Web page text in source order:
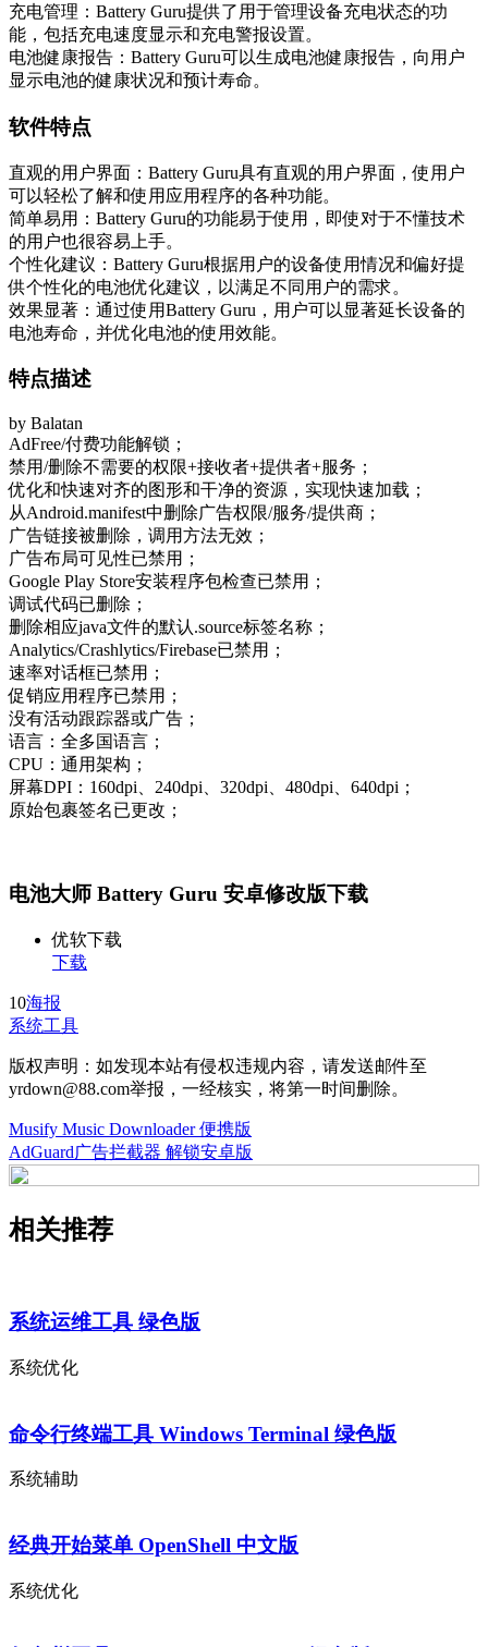
充电管理：Battery Guru提供了用于管理设备充电状态的功
能，包括充电速度显示和充电警报设置。
电池健康报告：Battery Guru可以生成电池健康报告，向用户
显示电池的健康状况和预计寿命。
软件特点
直观的用户界面：Battery Guru具有直观的用户界面，使用户
可以轻松了解和使用应用程序的各种功能。
简单易用：Battery Guru的功能易于使用，即使对于不懂技术
的用户也很容易上手。
个性化建议：Battery Guru根据用户的设备使用情况和偏好提
供个性化的电池优化建议，以满足不同用户的需求。
效果显著：通过使用Battery Guru，用户可以显著延长设备的
电池寿命，并优化电池的使用效能。
特点描述
by Balatan
AdFree/付费功能解锁；
禁用/删除不需要的权限+接收者+提供者+服务；
优化和快速对齐的图形和干净的资源，实现快速加载；
从Android.manifest中删除广告权限/服务/提供商；
广告链接被删除，调用方法无效；
广告布局可见性已禁用；
Google Play Store安装程序包检查已禁用；
调试代码已删除；
删除相应java文件的默认.source标签名称；
Analytics/Crashlytics/Firebase已禁用；
速率对话框已禁用；
促销应用程序已禁用；
没有活动跟踪器或广告；
语言：全多国语言；
CPU：通用架构；
屏幕DPI：160dpi、240dpi、320dpi、480dpi、640dpi；
原始包裹签名已更改；
电池大师 Battery Guru 安卓修改版下载
优软下载
下载
10海报
系统工具
版权声明：如发现本站有侵权违规内容，请发送邮件至
yrdown@88.com举报，一经核实，将第一时间删除。
Musify Music Downloader 便携版
AdGuard广告拦截器 解锁安卓版
相关推荐
系统运维工具 绿色版
系统优化
命令行终端工具 Windows Terminal 绿色版
系统辅助
经典开始菜单 OpenShell 中文版
系统优化